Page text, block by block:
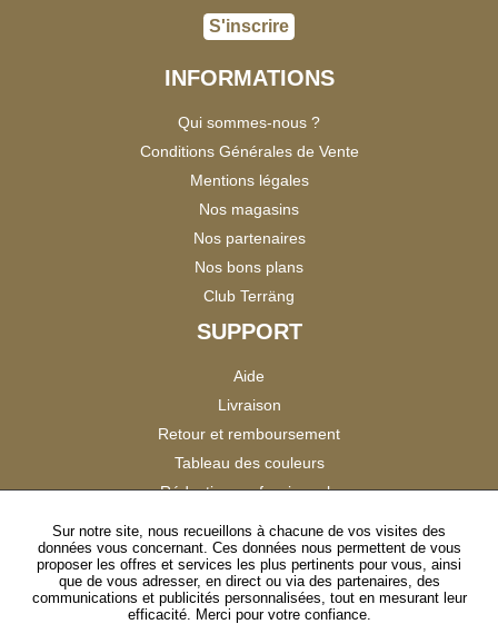
S'inscrire
INFORMATIONS
Qui sommes-nous ?
Conditions Générales de Vente
Mentions légales
Nos magasins
Nos partenaires
Nos bons plans
Club Terräng
SUPPORT
Aide
Livraison
Retour et remboursement
Tableau des couleurs
Réduction professionnels
Catalogues
Satisfaction Clients
SUIVEZ-NOUS
Sur notre site, nous recueillons à chacune de vos visites des
données vous concernant. Ces données nous permettent de vous
proposer les offres et services les plus pertinents pour vous, ainsi
que de vous adresser, en direct ou via des partenaires, des
communications et publicités personnalisées, tout en mesurant leur
efficacité. Merci pour votre confiance.